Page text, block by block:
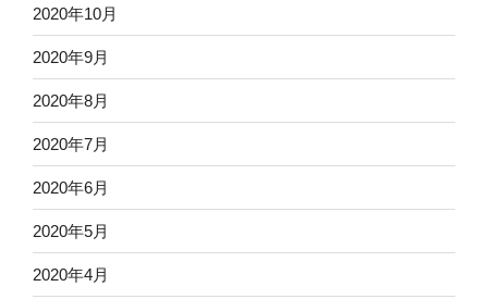
2020年10月
2020年9月
2020年8月
2020年7月
2020年6月
2020年5月
2020年4月